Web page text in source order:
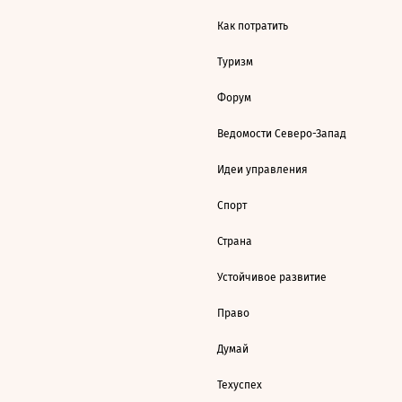
Как потратить
Туризм
Форум
Ведомости Северо-Запад
Идеи управления
Спорт
Страна
Устойчивое развитие
Право
Думай
Техуспех